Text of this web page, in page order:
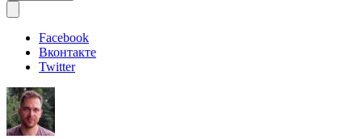
Facebook
Вконтакте
Twitter